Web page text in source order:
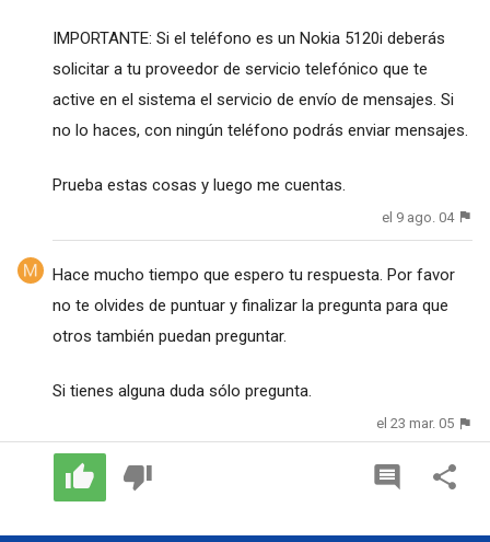
IMPORTANTE: Si el teléfono es un Nokia 5120i deberás
solicitar a tu proveedor de servicio telefónico que te
active en el sistema el servicio de envío de mensajes. Si
no lo haces, con ningún teléfono podrás enviar mensajes.
Prueba estas cosas y luego me cuentas.
el 9 ago. 04
Hace mucho tiempo que espero tu respuesta. Por favor
no te olvides de puntuar y finalizar la pregunta para que
otros también puedan preguntar.
Si tienes alguna duda sólo pregunta.
el 23 mar. 05